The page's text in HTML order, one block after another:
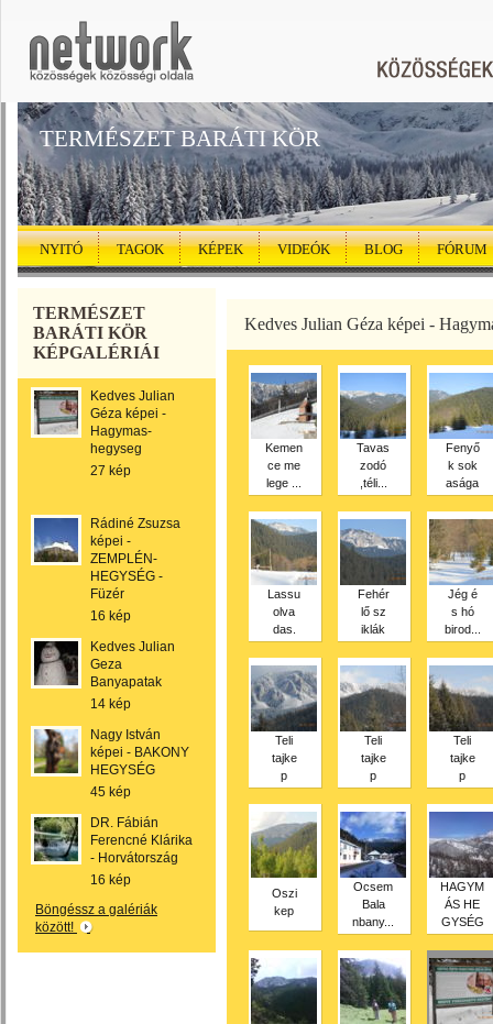
TERMÉSZET BARÁTI KÖR
NYITÓ TAGOK KÉPEK VIDEÓK BLOG FÓRUM
TERMÉSZET
BARÁTI KÖR
KÉPGALÉRIÁI
Kedves Julian
Géza képei -
Hagymas-
hegyseg
27 kép
Rádiné Zsuzsa
képei -
ZEMPLÉN-
HEGYSÉG -
Füzér
16 kép
Kedves Julian
Geza
Banyapatak
14 kép
Nagy István
képei - BAKONY
HEGYSÉG
45 kép
DR. Fábián
Ferencné Klárika
- Horvátország
16 kép
Böngéssz a galériák
között!
Kedves Julian Géza képei -
Kemen
ce me
lege ...
Tavas
zodó
,téli...
Fenyő
k sok
asága
Lassu
olva
das.
Fehér
lő sz
iklák
Jég é
s hó
birod...
Teli
tajke
p
Teli
tajke
p
Teli
tajke
p
Oszi
kep
Ocsem
Bala
nbany...
HAGYM
ÁS HE
GYSÉG